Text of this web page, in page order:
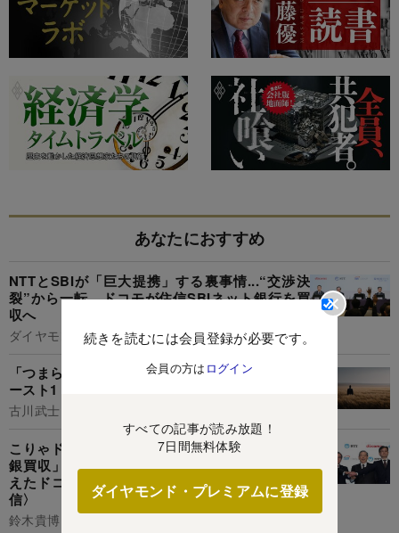
続きを読むには会員登録が必要です。
会員の方は ログイン
すべての記事が読み放題！
7日間無料体験
ダイヤモンド・プレミアムに登録
あなたにおすすめ
NTTとSBIが「巨大提携」する裏事情...“交渉決
裂”から一転、ドコモが住信SBIネット銀行を買
収へ
ダイヤモンド編集部,村井令二
「つまらない人生を送る人」に共通する特徴・ワ
ースト1
古川武士
こりゃドコモの独り勝ちだわ...「住信SBIネット
銀買収」でソフトバンクもauも楽天も余裕で超
えたドコモがメガバンクに肉薄する未来〈再配
信〉
鈴木貴博